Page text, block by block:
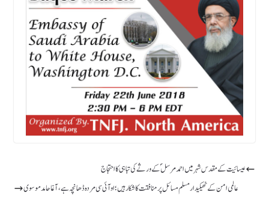
عیسائیت کے مقدس شہر میں احمد مرسلؐ کے ورثے کی تباہی کا احتجاج
عالمی امن کے ٹھیکیدار مسلم مسائل پر منافقت کا شکار ہیں؛اوآئی سی مردہ ڈھانچہ ہے، آغا حامد موسوی